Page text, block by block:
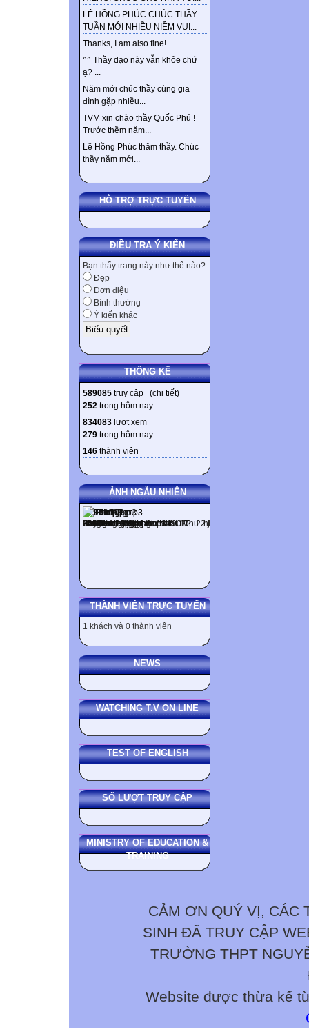
LÊ HỒNG PHÚC CHÚC THẦY
TUẦN MỚI NHIỀU NIỀM VUI...
Thanks, I am also fine!...
^^ Thầy dạo này vẫn khỏe chứ
ạ? ...
Năm mới chúc thầy cùng gia
đình gặp nhiều...
TVM xin chào thầy Quốc Phú !
Trước thềm năm...
Lê Hồng Phúc thăm thầy. Chúc
thầy năm mới...
HỖ TRỢ TRỰC TUYẾN
ĐIỀU TRA Ý KIẾN
Bạn thấy trang này như thế nào?
Đẹp
Đơn điệu
Bình thường
Ý kiến khác
THỐNG KÊ
589085 truy cập (chi tiết)
252 trong hôm nay
834083 lượt xem
279 trong hôm nay
146 thành viên
ẢNH NGẪU NHIÊN
THÀNH VIÊN TRỰC TUYẾN
1 khách và 0 thành viên
NEWS
WATCHING T.V ON LINE
TEST OF ENGLISH
SỐ LƯỢT TRUY CẬP
MINISTRY OF EDUCATION &
TRAINING
CẢM ƠN QUÝ VỊ, CÁC
SINH ĐÃ TRUY CẬP
TRƯỜNG THPT
Website được thừa kế